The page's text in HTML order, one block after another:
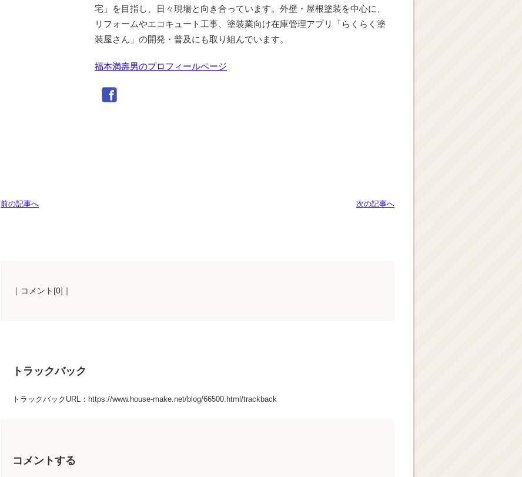
宅」を目指し、日々現場と向き合っています。外壁・屋根塗装を中心に、
リフォームやエコキュート工事、塗装業向け在庫管理アプリ「らくらく塗
装屋さん」の開発・普及にも取り組んでいます。
福本満壽男のプロフィールページ
次の記事へ
前の記事へ
｜コメント[0]｜
トラックバック
トラックバックURL：https://www.house-make.net/blog/66500.html/trackback
コメントする